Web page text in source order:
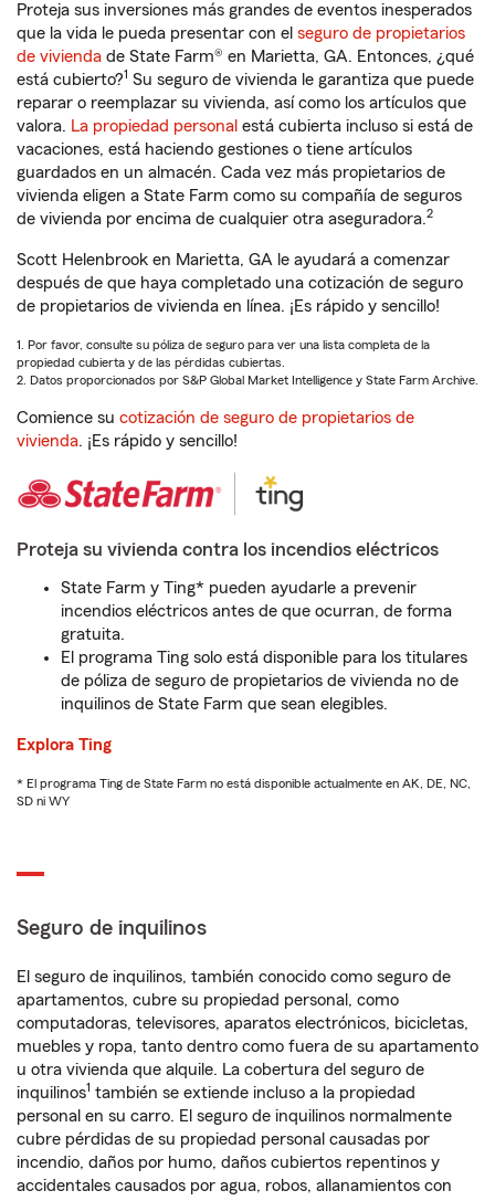
Proteja sus inversiones más grandes de eventos inesperados
que la vida le pueda presentar con el seguro de propietarios
de vivienda de State Farm® en Marietta, GA. Entonces, ¿qué
está cubierto?1 Su seguro de vivienda le garantiza que puede
reparar o reemplazar su vivienda, así como los artículos que
valora. La propiedad personal está cubierta incluso si está de
vacaciones, está haciendo gestiones o tiene artículos
guardados en un almacén. Cada vez más propietarios de
vivienda eligen a State Farm como su compañía de seguros
de vivienda por encima de cualquier otra aseguradora.2
Scott Helenbrook en Marietta, GA le ayudará a comenzar
después de que haya completado una cotización de seguro
de propietarios de vivienda en línea. ¡Es rápido y sencillo!
1. Por favor, consulte su póliza de seguro para ver una lista completa de la
propiedad cubierta y de las pérdidas cubiertas.
2. Datos proporcionados por S&P Global Market Intelligence y State Farm Archive.
Comience su cotización de seguro de propietarios de
vivienda. ¡Es rápido y sencillo!
Proteja su vivienda contra los incendios eléctricos
State Farm y Ting* pueden ayudarle a prevenir
incendios eléctricos antes de que ocurran, de forma
gratuita.
El programa Ting solo está disponible para los titulares
de póliza de seguro de propietarios de vivienda no de
inquilinos de State Farm que sean elegibles.
Explora Ting
* El programa Ting de State Farm no está disponible actualmente en AK, DE, NC,
SD ni WY
Seguro de inquilinos
El seguro de inquilinos, también conocido como seguro de
apartamentos, cubre su propiedad personal, como
computadoras, televisores, aparatos electrónicos, bicicletas,
muebles y ropa, tanto dentro como fuera de su apartamento
u otra vivienda que alquile. La cobertura del seguro de
inquilinos1 también se extiende incluso a la propiedad
personal en su carro. El seguro de inquilinos normalmente
cubre pérdidas de su propiedad personal causadas por
incendio, daños por humo, daños cubiertos repentinos y
accidentales causados por agua, robos, allanamientos con